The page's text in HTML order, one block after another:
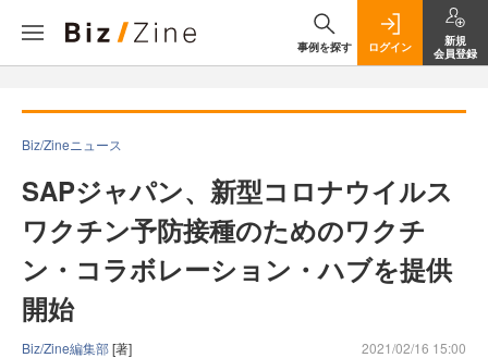
事例を探す ログイン
新規
会員登録
Biz/Zineニュース
SAPジャパン、新型コロナウイルス
ワクチン予防接種のためのワクチ
ン・コラボレーション・ハブを提供
開始
Biz/Zine編集部[著] 2021/02/16 15:00